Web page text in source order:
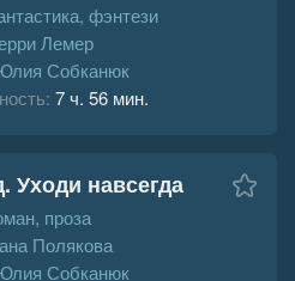
фэнтези
Лемер
Собканюк
7 ч. 56 мин.
Уходи навсегда
проза
Полякова
Собканюк